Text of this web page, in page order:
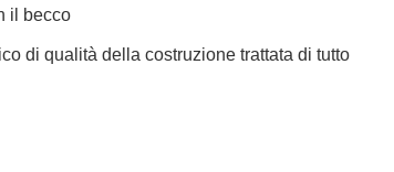
il becco
di qualità della costruzione trattata di tutto